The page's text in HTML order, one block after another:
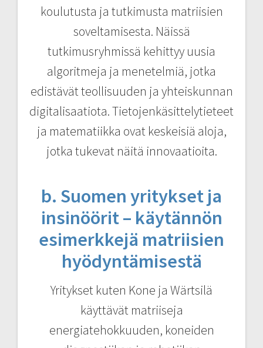
koulutusta ja tutkimusta matriisien
soveltamisesta. Näissä
tutkimusryhmissä kehittyy uusia
algoritmeja ja menetelmiä, jotka
edistävät teollisuuden ja yhteiskunnan
digitalisaatiota. Tietojenkäsittelytieteet
ja matematiikka ovat keskeisiä aloja,
jotka tukevat näitä innovaatioita.
b. Suomen yritykset ja
insinöörit – käytännön
esimerkkejä matriisien
hyödyntämisestä
Yritykset kuten Kone ja Wärtsilä
käyttävät matriiseja
energiatehokkuuden, koneiden